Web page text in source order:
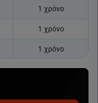
1 χρόνο
1 χρόνο
1 χρόνο